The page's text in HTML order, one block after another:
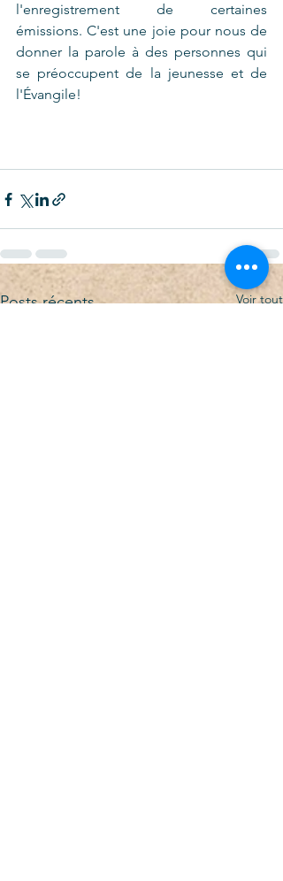
l'enregistrement de certaines
émissions. C'est une joie pour nous de
donner la parole à des personnes qui
se préoccupent de la jeunesse et de
l'Évangile!
Posts récents Voir tout